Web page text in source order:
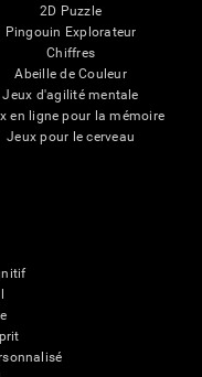
2D Puzzle
Pingouin Explorateur
Chiffres
Abeille de Couleur
Jeux d'agilité mentale
en ligne pour la mémoire
Jeux pour le cerveau